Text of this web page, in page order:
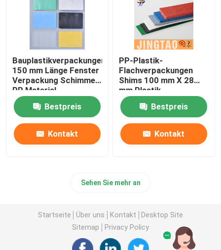
Bauplastikverpackungen
150 mm Länge Fenster
Verpackung Schimmel
PP Material
Bestpreis
Kontakt
PP-Plastik-
Flachverpackungen
Shims 100 mm X 28
mm Plastik-
Fensterrahmen-
Verpackungen
Bestpreis
Kontakt
Sehen Sie mehr an
Startseite Über uns Kontakt
Desktop Site
Sitemap
Privacy Policy